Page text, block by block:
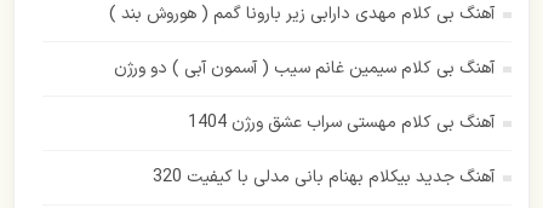
رضا یزدانی
زانیار خسروی
سهراب پاکزاد
آهنگ بی کلام مهدی دارابی زیر بارونا گمم ( هوروش بند )
آهنگ بی کلام سیمین غانم سیب ( آسمون آبی ) دو ورژن
آهنگ بی کلام مهستی سراب عشق ورژن 1404
آهنگ جدید بیکلام بهنام بانی مدلی با کیفیت 320